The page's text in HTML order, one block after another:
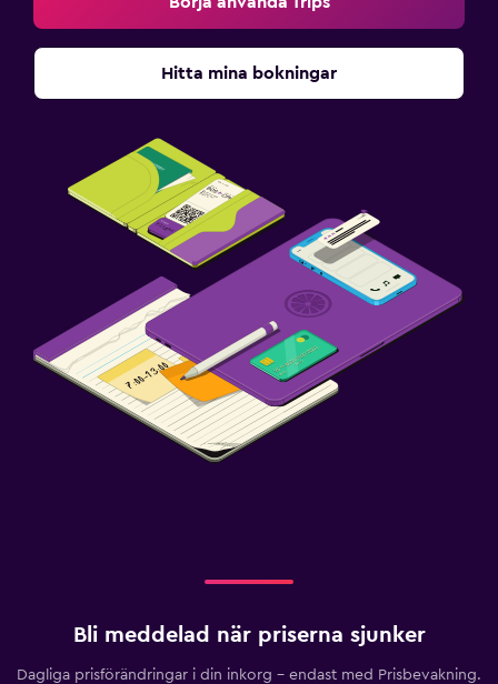
Fax/kopieringsmöjligheter
Saker att göra
Cykeluthyrning
Hitta mina bokningar
Bli meddelad när priserna sjunker
Dagliga prisförändringar i din inkorg – endast med Prisbevakning.